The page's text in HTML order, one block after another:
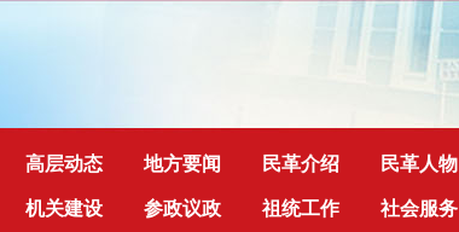
高层动态 地方要闻 民革介绍 民革人物
机关建设 参政议政 祖统工作 社会服务